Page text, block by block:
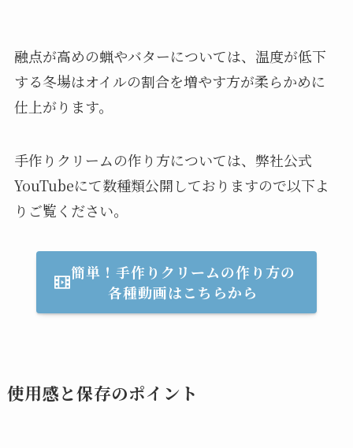
融点が高めの蝋やバターについては、温度が低下
する冬場はオイルの割合を増やす方が柔らかめに
仕上がります。
手作りクリームの作り方については、弊社公式
YouTubeにて数種類公開しておりますので以下よ
りご覧ください。
簡単！手作りクリームの作り方の
各種動画はこちらから
使用感と保存のポイント